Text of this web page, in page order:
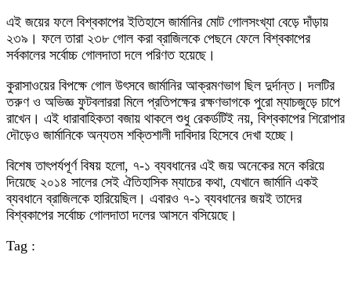
এই জয়ের ফলে বিশ্বকাপের ইতিহাসে জার্মানির মোট গোলসংখ্যা বেড়ে দাঁড়ায়
২৩৯। ফলে তারা ২৩৮ গোল করা ব্রাজিলকে পেছনে ফেলে বিশ্বকাপের
সর্বকালের সর্বোচ্চ গোলদাতা দলে পরিণত হয়েছে।
কুরাসাওয়ের বিপক্ষে গোল উৎসবে জার্মানির আক্রমণভাগ ছিল দুর্দান্ত। দলটির
তরুণ ও অভিজ্ঞ ফুটবলাররা মিলে প্রতিপক্ষের রক্ষণভাগকে পুরো ম্যাচজুড়ে চাপে
রাখেন। এই ধারাবাহিকতা বজায় থাকলে শুধু রেকর্ডটিই নয়, বিশ্বকাপের শিরোপার
দৌড়েও জার্মানিকে অন্যতম শক্তিশালী দাবিদার হিসেবে দেখা হচ্ছে।
বিশেষ তাৎপর্যপূর্ণ বিষয় হলো, ৭-১ ব্যবধানের এই জয় অনেকের মনে করিয়ে
দিয়েছে ২০১৪ সালের সেই ঐতিহাসিক ম্যাচের কথা, যেখানে জার্মানি একই
ব্যবধানে ব্রাজিলকে হারিয়েছিল। এবারও ৭-১ ব্যবধানের জয়ই তাদের
বিশ্বকাপের সর্বোচ্চ গোলদাতা দলের আসনে বসিয়েছে।
Tag :